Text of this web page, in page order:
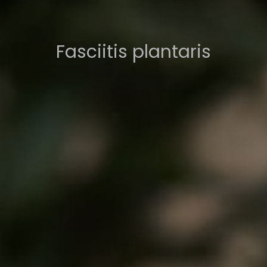
Fasciitis plantaris